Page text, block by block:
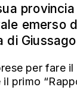
emerso
di
per fare